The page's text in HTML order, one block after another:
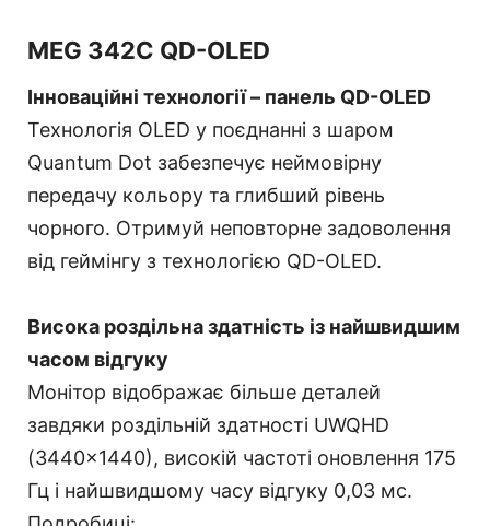
MEG 342C QD-OLED
Інноваційні технології – панель QD-OLED
Технологія OLED у поєднанні з шаром
Quantum Dot забезпечує неймовірну
передачу кольору та глибший рівень
чорного. Отримуй неповторне задоволення
від геймінгу з технологією QD-OLED.
Висока роздільна здатність із найшвидшим
часом відгуку
Монітор відображає більше деталей
завдяки роздільній здатності UWQHD
(3440x1440), високій частоті оновлення 175
Гц і найшвидшому часу відгуку 0,03 мс.